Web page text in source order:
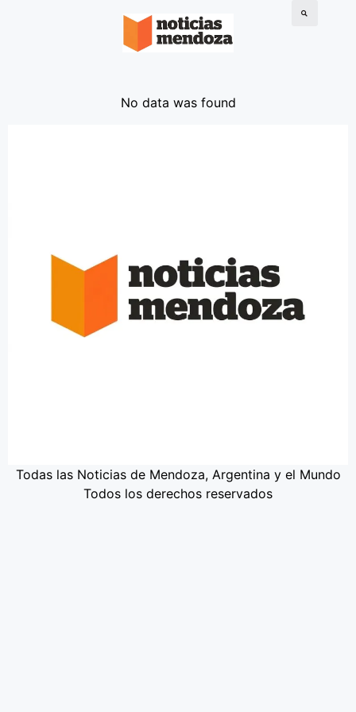
No data was found
Todas las Noticias de Mendoza, Argentina y el Mundo
Todos los derechos reservados